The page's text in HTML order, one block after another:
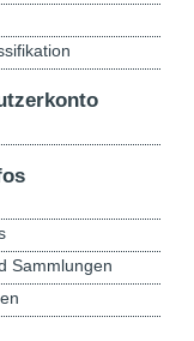
Sammlungen